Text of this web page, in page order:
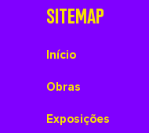
SITEMAP
Início
Obras
Exposições